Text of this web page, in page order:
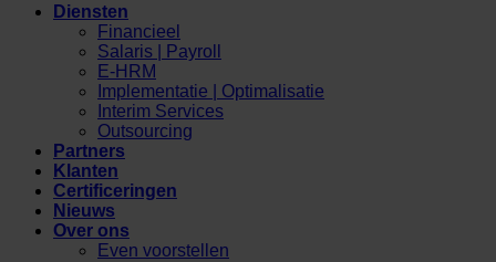
Diensten
Financieel
Salaris | Payroll
E-HRM
Implementatie | Optimalisatie
Interim Services
Outsourcing
Partners
Klanten
Certificeringen
Nieuws
Over ons
Even voorstellen